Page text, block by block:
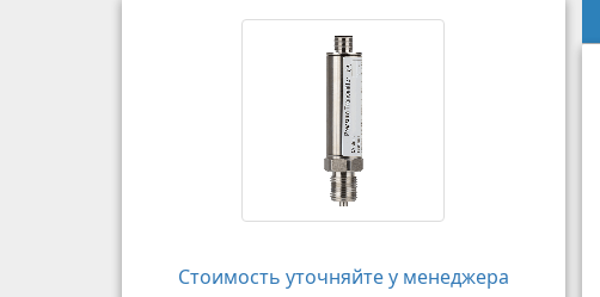
Стоимость уточняйте у менеджера